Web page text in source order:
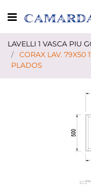
Open menu
LAVELLI 1 VASCA PIU
CORAX LAV. 79X50
PLADOS